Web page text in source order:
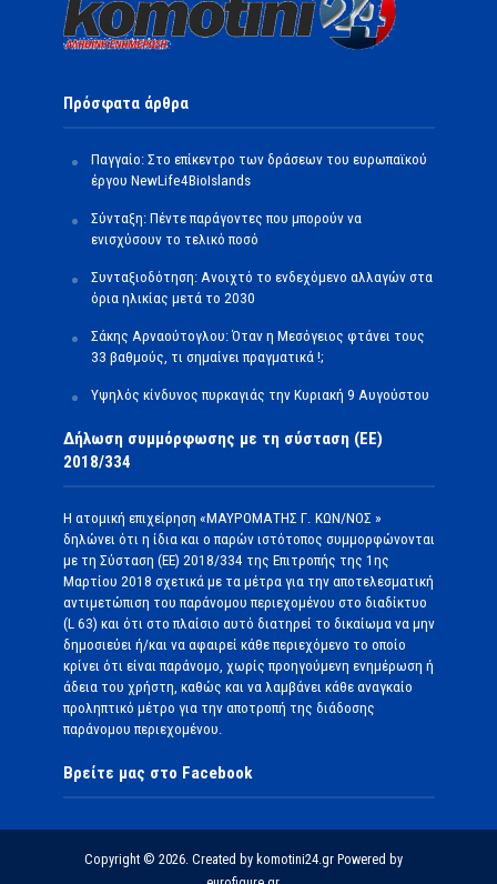
Πρόσφατα άρθρα
Παγγαίο: Στο επίκεντρο των δράσεων του ευρωπαϊκού
έργου NewLife4BioIslands
Σύνταξη: Πέντε παράγοντες που μπορούν να
ενισχύσουν το τελικό ποσό
Συνταξιοδότηση: Ανοιχτό το ενδεχόμενο αλλαγών στα
όρια ηλικίας μετά το 2030
Σάκης Αρναούτογλου: Όταν η Μεσόγειος φτάνει τους
33 βαθμούς, τι σημαίνει πραγματικά !;
Υψηλός κίνδυνος πυρκαγιάς την Κυριακή 9 Αυγούστου
Δήλωση συμμόρφωσης με τη σύσταση (ΕΕ)
2018/334
Η ατομική επιχείρηση «ΜΑΥΡΟΜΑΤΗΣ Γ. ΚΩΝ/ΝΟΣ »
δηλώνει ότι η ίδια και ο παρών ιστότοπος συμμορφώνονται
με τη Σύσταση (ΕΕ) 2018/334 της Επιτροπής της 1ης
Μαρτίου 2018 σχετικά με τα μέτρα για την αποτελεσματική
αντιμετώπιση του παράνομου περιεχομένου στο διαδίκτυο
(L 63) και ότι στο πλαίσιο αυτό διατηρεί το δικαίωμα να μην
δημοσιεύει ή/και να αφαιρεί κάθε περιεχόμενο το οποίο
κρίνει ότι είναι παράνομο, χωρίς προηγούμενη ενημέρωση ή
άδεια του χρήστη, καθώς και να λαμβάνει κάθε αναγκαίο
προληπτικό μέτρο για την αποτροπή της διάδοσης
παράνομου περιεχομένου.
Βρείτε μας στο Facebook
Copyright © 2026. Created by komotini24.gr Powered by